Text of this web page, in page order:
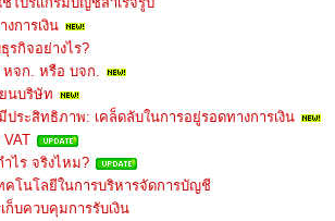
การเงิน
รกิจอย่างไร?
จก. หรือ บจก.
นบริษัท
ประสิทธิภาพ: เคล็ดลับในการอยู่รอดทางการเงิน
ไร จริงไหม?
คโนโลยีในการบริหารจัดการบัญชี
ก็บควบคุมการรับเงิน